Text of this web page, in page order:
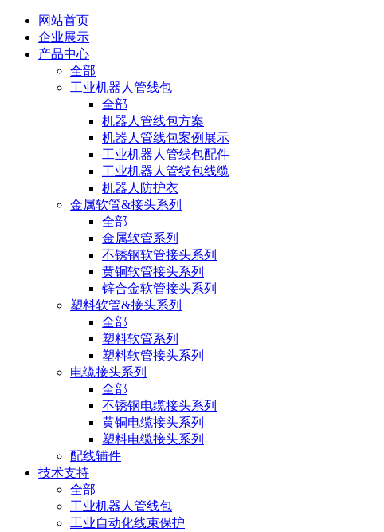
网站首页
企业展示
产品中心
全部
工业机器人管线包
全部
机器人管线包方案
机器人管线包案例展示
工业机器人管线包配件
工业机器人管线包线缆
机器人防护衣
金属软管&接头系列
全部
金属软管系列
不锈钢软管接头系列
黄铜软管接头系列
锌合金软管接头系列
塑料软管&接头系列
全部
塑料软管系列
塑料软管接头系列
电缆接头系列
全部
不锈钢电缆接头系列
黄铜电缆接头系列
塑料电缆接头系列
配线辅件
技术支持
全部
工业机器人管线包
工业自动化线束保护